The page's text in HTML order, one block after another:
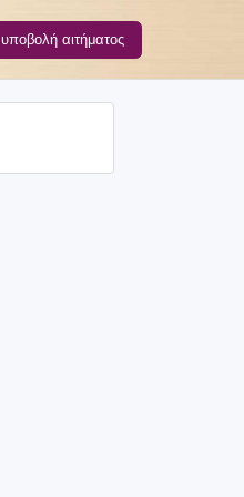
υποβολή αιτήματος